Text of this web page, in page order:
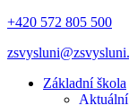
+420 572 805 500
Základní škola